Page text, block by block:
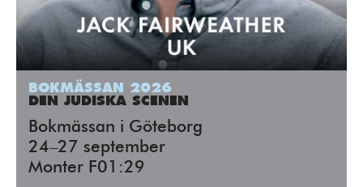
BOKMÄSSAN 2026
DEN JUDISKA SCENEN
Bokmässan i Göteborg
24–27 september
Monter F01:29